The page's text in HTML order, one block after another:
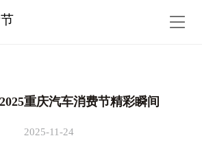
重庆汽车消费节精彩瞬间
2025-11-24